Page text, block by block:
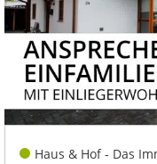
Haus & Hof - Das